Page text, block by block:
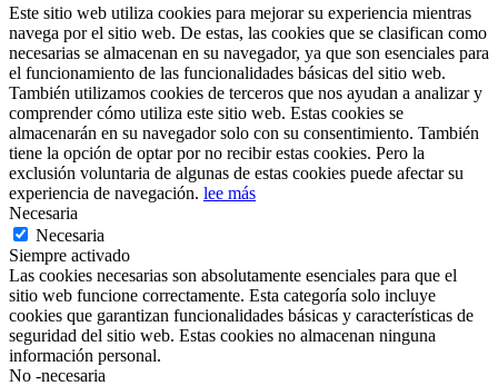
Este sitio web utiliza cookies para mejorar su experiencia mientras
navega por el sitio web. De estas, las cookies que se clasifican como
necesarias se almacenan en su navegador, ya que son esenciales para
el funcionamiento de las funcionalidades básicas del sitio web.
También utilizamos cookies de terceros que nos ayudan a analizar y
comprender cómo utiliza este sitio web. Estas cookies se
almacenarán en su navegador solo con su consentimiento. También
tiene la opción de optar por no recibir estas cookies. Pero la
exclusión voluntaria de algunas de estas cookies puede afectar su
experiencia de navegación. lee más
Necesaria
Necesaria
Siempre activado
Las cookies necesarias son absolutamente esenciales para que el
sitio web funcione correctamente. Esta categoría solo incluye
cookies que garantizan funcionalidades básicas y características de
seguridad del sitio web. Estas cookies no almacenan ninguna
información personal.
No -necesaria